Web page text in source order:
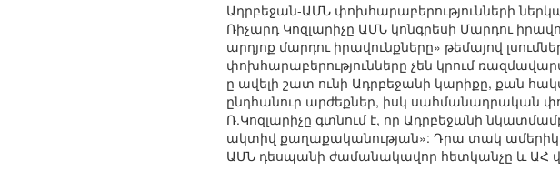
Ադրբեջան-ԱՄՆ փոխհարաբերությունների
Ռիչարդ Կոզլարիչը ԱՄՆ կոնգրեսի Մարդու
արդյոք մարդու իրավունքները» թեմայով
փոխհարաբերությունները չեն կրում
ը ավելի շատ ունի Ադրբեջանի կարիքը, քան
ընդհանուր արժեքներ, իսկ սահմանադրական
Ռ.Կոզլարիչը գտնում է, որ Ադրբեջանի
ակտիվ քաղաքականության»: Դրա տակ
ԱՄՆ դեսպանի ժամանակավոր հետկանչը և ԱՀ